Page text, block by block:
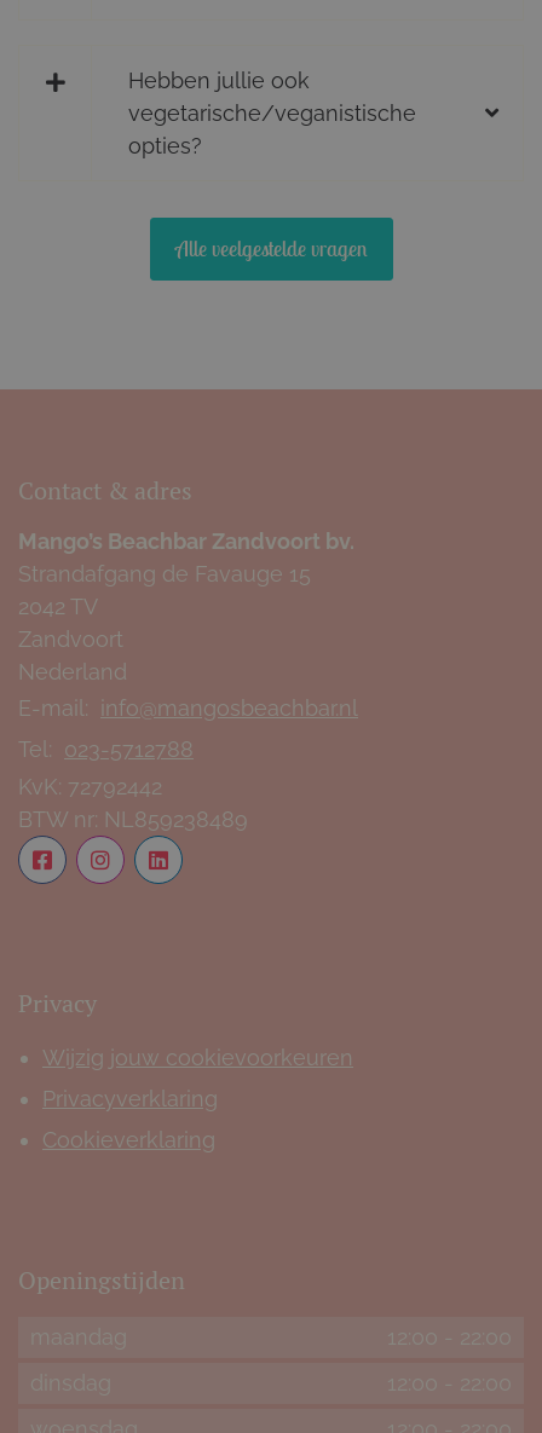
Hebben jullie ook
vegetarische/veganistische
opties?
Alle veelgestelde vragen
Contact & adres
Mango’s Beachbar Zandvoort bv.
Strandafgang de Favauge 15
2042 TV
Zandvoort
Nederland
E-mail:
info@mangosbeachbar.nl
Tel: 023-5712788
KvK: 72792442
BTW nr: NL859238489
Privacy
Wijzig jouw cookievoorkeuren
Privacyverklaring
Cookieverklaring
Openingstijden
maandag 12:00 -
22:00
dinsdag
12:00 -
22:00